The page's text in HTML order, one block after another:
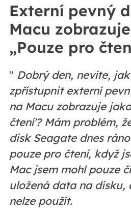
Externí pevný
Macu
„Pouze pro
" Dobrý den, nevíte,
zpřístupnit externí
na Macu zobrazuje
čtení'? Mám problém,
disk Seagate dnes
pouze pro čtení, když
Mac jsem mohl pouze
uložená data na disku,
nelze použít.